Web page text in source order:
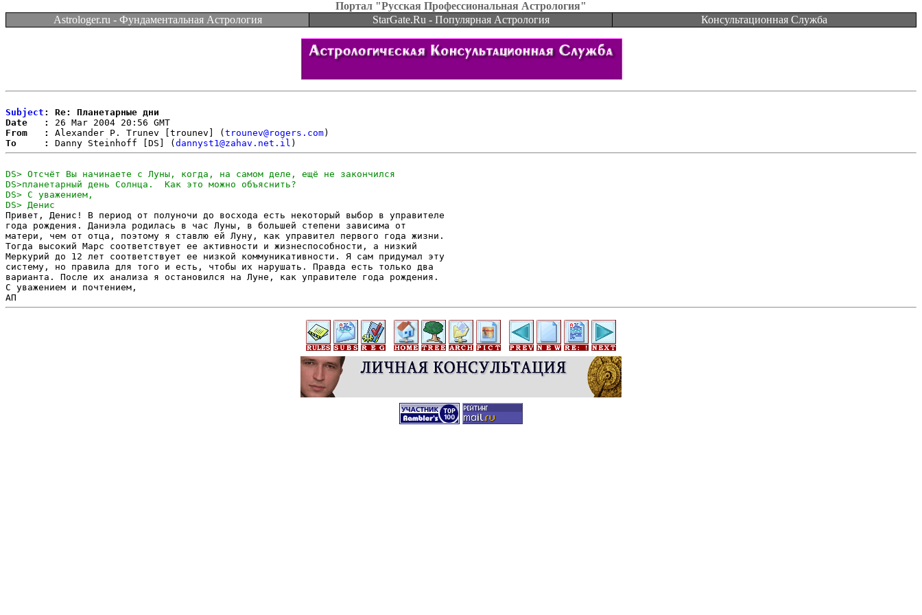
Портал "Русская Профессиональная Астрология"
Astrologer.ru - Фундаментальная Астрология
StarGate.Ru - Популярная Астрология Консультационная Служба
Subject : Re: Планетарные дни
Date   :
From   :
Alexander P. Trunev [trounev] (trounev@rogers.com
To     :
Danny Steinhoff [DS] (dannyst1@zahav.net.il
Привет, Денис! В период от полуночи до восхода есть некоторый выбор в управителе
года рождения. Даниэла родилась в час Луны, в большей степени зависима от
матери, чем от отца, поэтому я ставлю ей Луну, как управител первого года жизни.
Тогда высокий Марс соответствует ее активности и жизнеспособности, а низкий
Меркурий до 12 лет соответствует ее низкой коммуникативности. Я сам придумал эту
систему, но правила для того и есть, чтобы их нарушать. Правда есть только два
варианта. После их анализа я остановился на Луне, как управителе года рождения.
С уважением и почтением,